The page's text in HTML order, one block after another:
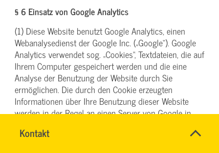
Kontakt
RONALD
Name*
§ 6 Einsatz von Google Analytics
(1) Diese Website benutzt Google Analytics, einen
Webanalysedienst der Google Inc. („Google“). Google
Analytics verwendet sog. „Cookies“, Textdateien, die auf
Ihrem Computer gespeichert werden und die eine
Analyse der Benutzung der Website durch Sie
ermöglichen. Die durch den Cookie erzeugten
Informationen über Ihre Benutzung dieser Website
werden in der Regel an einen Server von Google in
Aktivierung der IP-Anonymisierung (vergl. hierzu unten